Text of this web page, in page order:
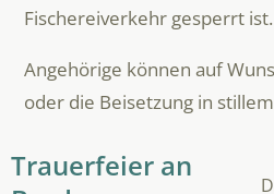
Fischereiverkehr gesperrt ist.
Angehörige können auf
oder die Beisetzung in
Trauerfeier an